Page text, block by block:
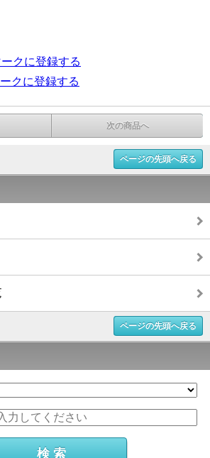
クに登録する
クに登録する
次の商品へ
ページの先頭へ戻る
ページの先頭へ戻る